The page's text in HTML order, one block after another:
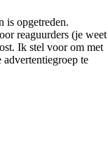
is opgetreden.
reaguurders (je weet
Ik stel voor om met
te